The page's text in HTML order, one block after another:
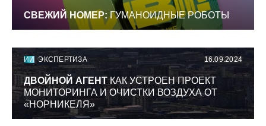
СВЕЖИЙ НОМЕР: ГУМАНОИДНЫЕ РОБОТЫ
ИИ ЭКСПЕРТИЗА 16.09.2024
ДВОЙНОЙ АГЕНТКАК УСТРОЕН ПРОЕКТ
МОНИТОРИНГА И ОЧИСТКИ ВОЗДУХА ОТ
«НОРНИКЕЛЯ»